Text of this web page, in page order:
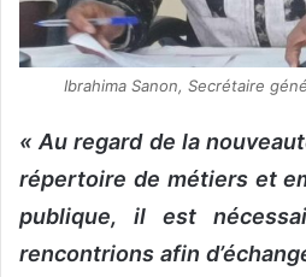
Ibrahima Sanon, Secrétaire
« Au regard de la
répertoire de métiers et
publique, il est
rencontrions afin